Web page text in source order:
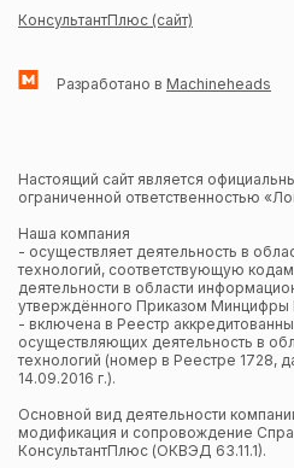
КонсультантПлюс (сайт)
Разработано в Machineheads
Настоящий сайт является
ограниченной ответственностью
Наша компания
- осуществляет деятельность в
технологий, соответствующую
деятельности в области
утверждённого Приказом Минцифры
- включена в Реестр
осуществляющих деятельность в
технологий (номер в Реестре 1728,
14.09.2016 г.).
Основной вид деятельности
модификация и сопровождение
КонсультантПлюс (ОКВЭД 63.11.1).